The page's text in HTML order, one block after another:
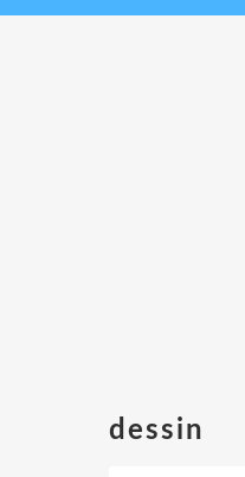
dessin